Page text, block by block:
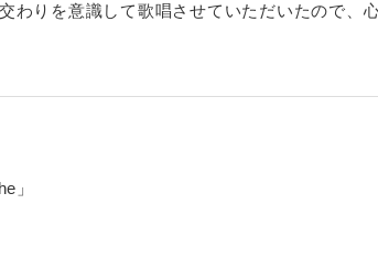
わりを意識して歌唱させていただいたので、
」